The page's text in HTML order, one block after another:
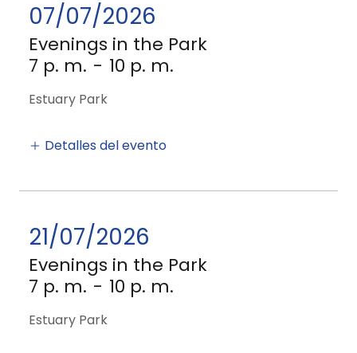
07/07/2026
Evenings in the Park
7 p. m. - 10 p. m.
Estuary Park
Detalles del evento
21/07/2026
Evenings in the Park
7 p. m. - 10 p. m.
Estuary Park